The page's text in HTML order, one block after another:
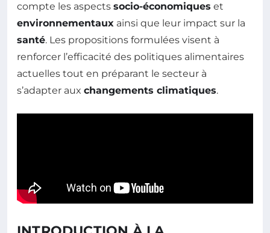
compte les aspects socio-économiques et
environnementaux ainsi que leur impact sur la
santé. Les propositions formulées visent à
renforcer l’efficacité des politiques alimentaires
actuelles tout en préparant le secteur à
s’adapter aux changements climatiques.